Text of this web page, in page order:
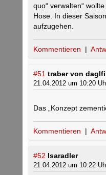
quo“ verwalten“
Hose. In dieser
aufzugehen.
Kommentieren |
#51 traber von
21.04.2012 um 10:20
Das „Konzept
Kommentieren |
#52 Isaradler
21.04.2012 um 10:22